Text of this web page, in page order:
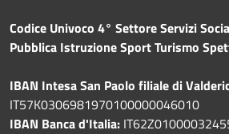
Codice Univoco 4° Settore Servizi
Pubblica Istruzione Sport Turismo
IBAN Intesa San Paolo filiale di
IT57K0306981970100000046010
IBAN Banca d'Italia: